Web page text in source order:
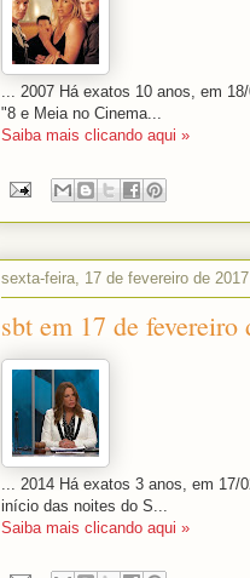
... 2007 Há exatos 10 anos, em
"8 e Meia no Cinema...
Saiba mais clicando aqui »
sexta-feira, 17 de fevereiro de 2017
sbt em 17 de fevereiro
... 2014 Há exatos 3 anos, em 17/
início das noites do S...
Saiba mais clicando aqui »